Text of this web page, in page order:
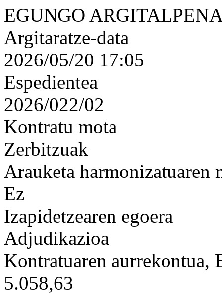
EGUNGO
Argitaratze-data
2026/05/20 17:05
Espedientea
2026/022/02
Kontratu mota
Zerbitzuak
Arauketa harmonizatuaren
Ez
Izapidetzearen egoera
Adjudikazioa
Kontratuaren aurrekontua,
5.058,63